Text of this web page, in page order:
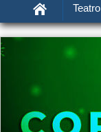
Teatro